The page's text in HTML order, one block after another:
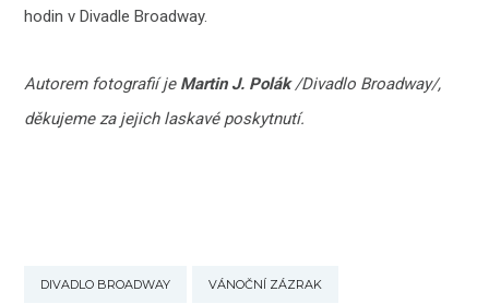
hodin v Divadle Broadway.
Autorem fotografií je Martin J. Polák/Divadlo Broadway/,
děkujeme za jejich laskavé poskytnutí.
DIVADLO BROADWAY VÁNOČNÍ ZÁZRAK